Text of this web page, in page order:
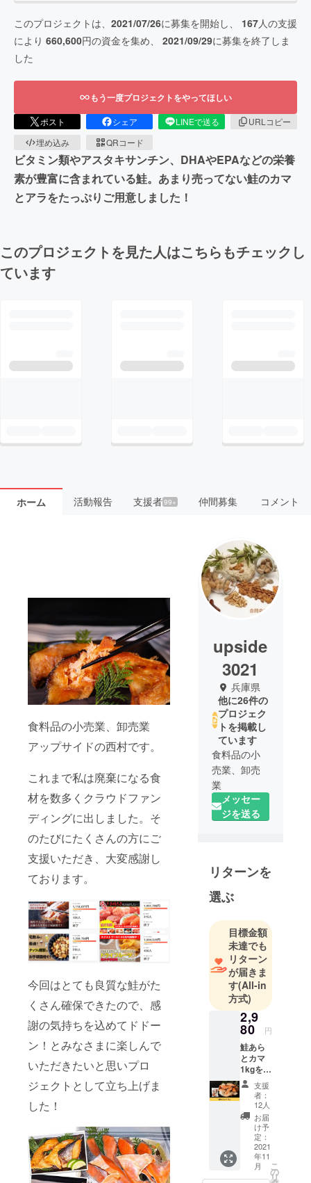
このプロジェクトは、 2021/07/26に募集を開始し、 167人の支援
により 660,600円の資金を集め、 2021/09/29に募集を終了しま
した
もう一度プロジェクトをやってほしい
ポスト シェア LINEで送る
URLコピー
埋め込み
QRコード
ビタミン類やアスタキサンチン、DHAやEPAなどの栄養
素が豊富に含まれている鮭。あまり売ってない鮭のカマ
とアラをたっぷりご用意しました！
このプロジェクトを見た人はこちらもチェックし
ています
ホーム 活動報告 支援者99+ 仲間募集 コメント
食料品の小売業、卸売業
アップサイドの西村です。
これまで私は廃棄になる食
材を数多くクラウドファン
ディングに出しました。そ
のたびにたくさんの方にご
支援いただき、大変感謝し
ております。
今回はとても良質な鮭がた
くさん確保できたので、感
謝の気持ちを込めてドドー
ン！とみなさまに楽しんで
いただきたいと思いプロ
ジェクトとして立ち上げま
した！
upside
3021
兵庫県
他に26件の
プロジェク
トを掲載し
ています
食料品の小
売業、卸売
業
メッセー
ジを送る
リターンを
選ぶ
目標金額
未達でも
リターン
が届きま
す(All-in
方式)
2,9
80 円
鮭あら
とカマ
1kgをお
届けし
ます。
※送料込
みのお
値段で
す。
支援
者：
12人
お届
け予
定：
2021
年11
月
こ
の
リ